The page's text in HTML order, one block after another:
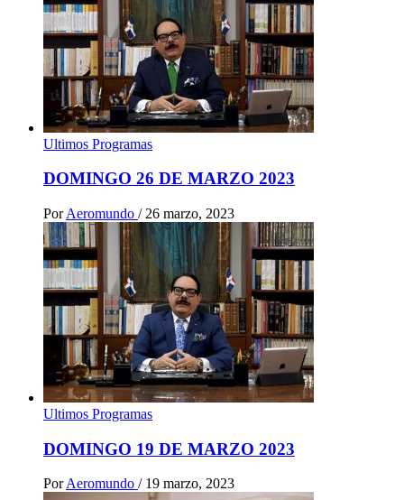
Ultimos Programas
DOMINGO 26 DE MARZO 2023
Por Aeromundo / 26 marzo, 2023
Ultimos Programas
DOMINGO 19 DE MARZO 2023
PorAeromundo / 19 marzo, 2023